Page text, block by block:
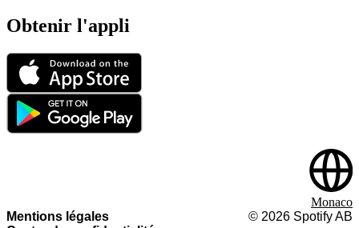
Obtenir l'appli
Mentions légales
© 2026 Spotify AB
Monaco